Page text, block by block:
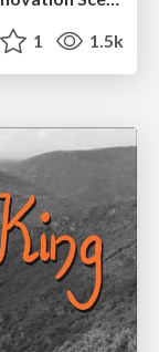
1 1.5k